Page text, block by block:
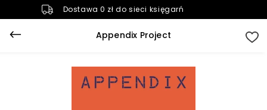
Dostawa 0 zł do sieci księgarń
Appendix Project